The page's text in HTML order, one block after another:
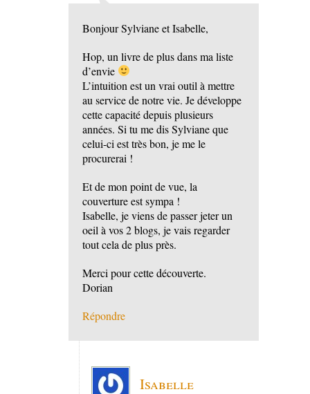
Bonjour Sylviane et Isabelle,
Hop, un livre de plus dans ma liste
d’envie
L’intuition est un vrai outil à mettre
au service de notre vie. Je développe
cette capacité depuis plusieurs
années. Si tu me dis Sylviane que
celui-ci est très bon, je me le
procurerai !
Et de mon point de vue, la
couverture est sympa !
Isabelle, je viens de passer jeter un
oeil à vos 2 blogs, je vais regarder
tout cela de plus près.
Merci pour cette découverte.
Dorian
Répondre
Isabelle